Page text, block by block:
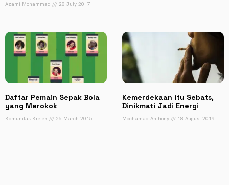
Azami Mohammad 28 July 2017
Daftar Pemain Sepak Bola
yang Merokok
Komunitas Kretek 26 March 2015
Kemerdekaan itu Sebats,
Dinikmati Jadi Energi
Mochamad Anthony 18 August 2019